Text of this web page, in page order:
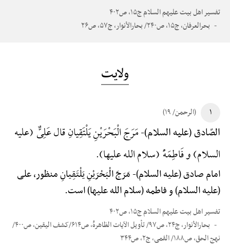
تفسیر اهل بیت علیهم السلام ج۱۵، ص۴۰۲
بحرالعرفان، ج۱۵، ص۲۴۰/ بحارالأنوار، ج۵۷، ص۲۶
ولایت
۱ (الرحمن/ ۱۹)
الصّادق (علیه السلام)-مَرَجَ الْبَحْرَیْنِ یَلْتَقِیانِ قال عَلِیٌّ (علیه
السلام) و فَاطِمَهًْ (سلام الله علیها).
امام صادق (علیه السلام)-مَرَجَ الْبَحْرَیْنِ یَلْتَقِیانِ منظور، علی
(علیه السلام) و فاطمه (سلام الله علیها) است.
تفسیر اهل بیت علیهم السلام ج۱۵، ص۴۰۲
بحارالأنوار، ج۲۴، ص۹۷/ تأویل الآیات الظاهرهًْ، ص۶۱۴/کشف الیقین، ص۴۰۰/
نهج الحق، ص۱۸۸/ القمی، ج۲، ص۳۴۴